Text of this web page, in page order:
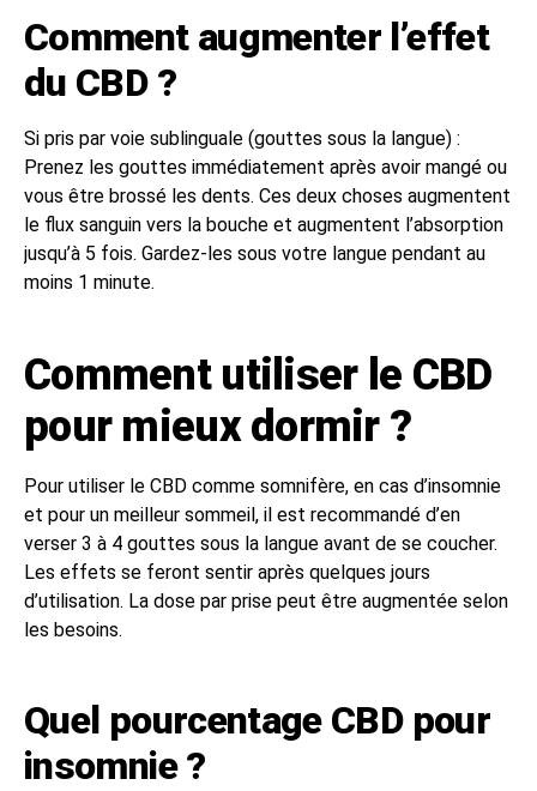
Comment augmenter l’effet
du CBD ?
Si pris par voie sublinguale (gouttes sous la langue) :
Prenez les gouttes immédiatement après avoir mangé ou
vous être brossé les dents. Ces deux choses augmentent
le flux sanguin vers la bouche et augmentent l’absorption
jusqu’à 5 fois. Gardez-les sous votre langue pendant au
moins 1 minute.
Comment utiliser le CBD
pour mieux dormir ?
Pour utiliser le CBD comme somnifère, en cas d’insomnie
et pour un meilleur sommeil, il est recommandé d’en
verser 3 à 4 gouttes sous la langue avant de se coucher.
Les effets se feront sentir après quelques jours
d’utilisation. La dose par prise peut être augmentée selon
les besoins.
Quel pourcentage CBD pour
insomnie ?